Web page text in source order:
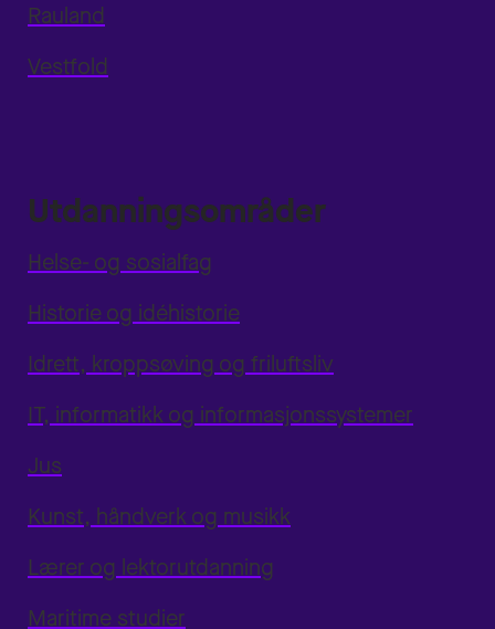
Rauland
Vestfold
Utdanningsområder
Helse- og sosialfag
Historie og idéhistorie
Idrett, kroppsøving og friluftsliv
IT, informatikk og informasjonssystemer
Jus
Kunst, håndverk og musikk
Lærer og lektorutdanning
Maritime studier